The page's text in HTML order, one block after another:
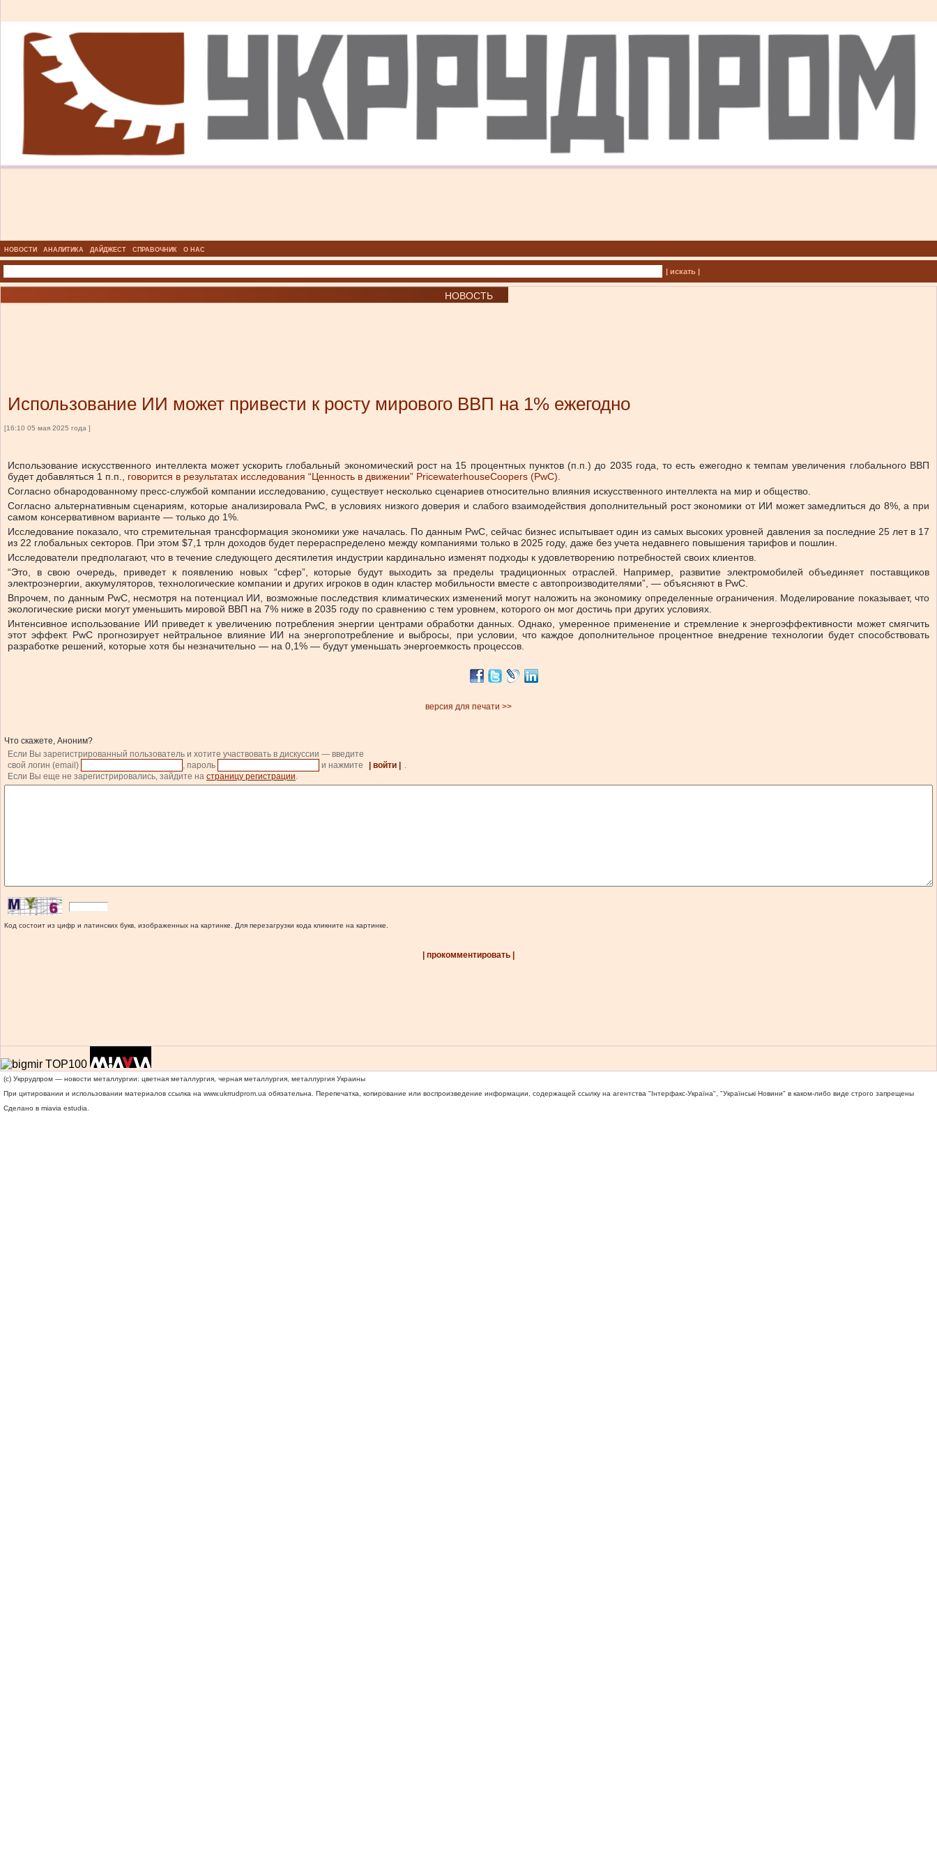
НОВОСТИ АНАЛИТИКА ДАЙДЖЕСТ СПРАВОЧНИК О НАС
| искать |
НОВОСТЬ
Использование ИИ может привести к росту мирового ВВП на 1% ежегодно
[16:10 05 мая 2025 года ]
Использование искусственного интеллекта может ускорить глобальный экономический рост на 15 процентных пунктов (п.п.) до 2035 года, то есть ежегодно к темпам увеличения глобального ВВП
будет добавляться 1 п.п.,
говорится в результатах исследования “Ценность в движении” PricewaterhouseCoopers (PwC).
Согласно обнародованному пресс-службой компании исследованию, существует несколько сценариев относительно влияния искусственного интеллекта на мир и общество.
Согласно альтернативным сценариям, которые анализировала PwC, в условиях низкого доверия и слабого взаимодействия дополнительный рост экономики от ИИ может замедлиться до 8%, а при
самом консервативном варианте — только до 1%.
Исследование показало, что стремительная трансформация экономики уже началась. По данным PwC, сейчас бизнес испытывает один из самых высоких уровней давления за последние 25 лет в 17
из 22 глобальных секторов. При этом $7,1 трлн доходов будет перераспределено между компаниями только в 2025 году, даже без учета недавнего повышения тарифов и пошлин.
Исследователи предполагают, что в течение следующего десятилетия индустрии кардинально изменят подходы к удовлетворению потребностей своих клиентов.
“Это, в свою очередь, приведет к появлению новых “сфер”, которые будут выходить за пределы традиционных отраслей. Например, развитие электромобилей объединяет поставщиков
электроэнергии, аккумуляторов, технологические компании и других игроков в один кластер мобильности вместе с автопроизводителями”, — объясняют в PwC.
Впрочем, по данным PwC, несмотря на потенциал ИИ, возможные последствия климатических изменений могут наложить на экономику определенные ограничения. Моделирование показывает, что
экологические риски могут уменьшить мировой ВВП на 7% ниже в 2035 году по сравнению с тем уровнем, которого он мог достичь при других условиях.
Интенсивное использование ИИ приведет к увеличению потребления энергии центрами обработки данных. Однако, умеренное применение и стремление к энергоэффективности может смягчить
этот эффект. PwC прогнозирует нейтральное влияние ИИ на энергопотребление и выбросы, при условии, что каждое дополнительное процентное внедрение технологии будет способствовать
разработке решений, которые хотя бы незначительно — на 0,1% — будут уменьшать энергоемкость процессов.
версия для печати >>
Что скажете, Аноним?
Если Вы зарегистрированный пользователь и хотите участвовать в дискуссии — введите
свой логин (email)
, пароль и нажмите | войти |
.
Если Вы еще не зарегистрировались, зайдите на страницу регистрации.
Код состоит из цифр и латинских букв, изображенных на картинке. Для перезагрузки кода кликните на картинке.
| прокомментировать |
(c) Укррудпром — новости металлургии: цветная металлургия, черная металлургия, металлургия Украины
При цитировании и использовании материалов ссылка на www.ukrrudprom.ua обязательна. Перепечатка, копирование или воспроизведение информации, содержащей ссылку на агентства "Iнтерфакс-Україна", "Українськi Новини" в каком-либо виде строго запрещены
Сделано в miavia estudia.